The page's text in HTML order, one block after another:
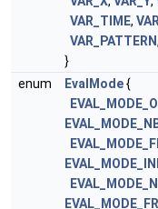
VAR_TIME,
VAR_PATTERN,
}
enum
EvalMode{